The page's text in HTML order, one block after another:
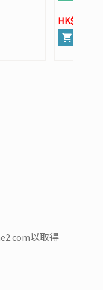
HK$299
以取得